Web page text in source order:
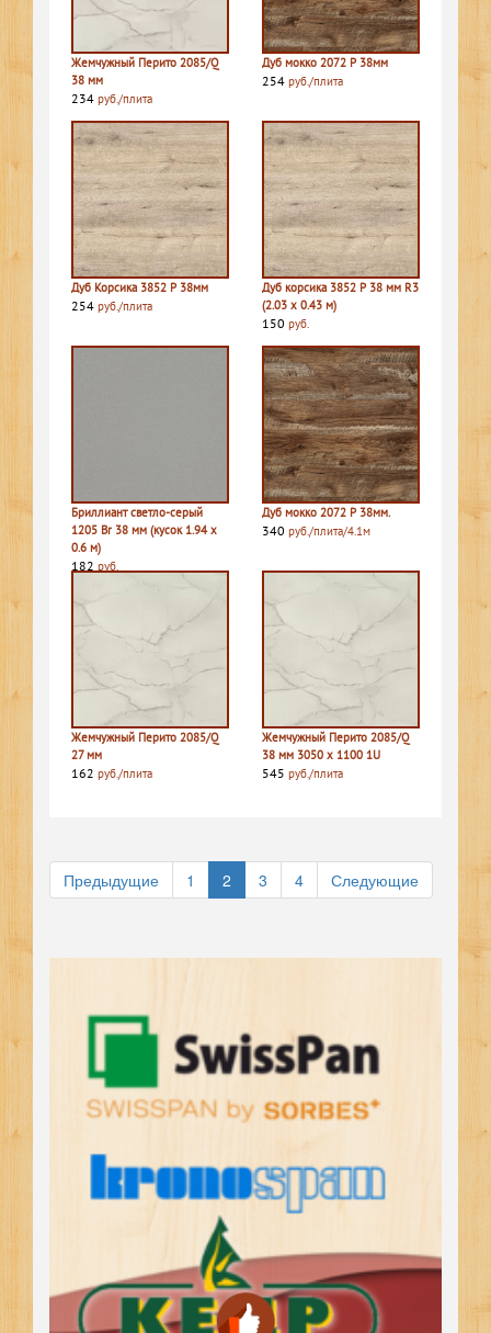
Жемчужный Перито 2085/Q
38 мм
234 руб./плита
Дуб мокко 2072 P 38мм
254 руб./плита
Дуб Корсика 3852 P 38мм
254 руб./плита
Дуб корсика 3852 P 38 мм R3
(2.03 х 0.43 м)
150 руб.
Бриллиант светло-серый
1205 Br 38 мм (кусок 1.94 х
0.6 м)
182 руб.
Дуб мокко 2072 P 38мм.
340 руб./плита/4.1м
Жемчужный Перито 2085/Q
27 мм
162 руб./плита
Жемчужный Перито 2085/Q
38 мм 3050 х 1100 1U
545 руб./плита
Предыдущие 1 2 3 4 Следующие